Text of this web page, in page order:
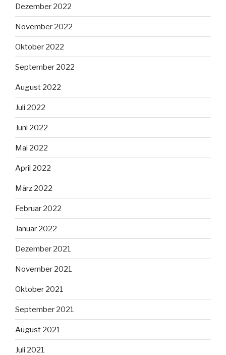
Dezember 2022
November 2022
Oktober 2022
September 2022
August 2022
Juli 2022
Juni 2022
Mai 2022
April 2022
März 2022
Februar 2022
Januar 2022
Dezember 2021
November 2021
Oktober 2021
September 2021
August 2021
Juli 2021